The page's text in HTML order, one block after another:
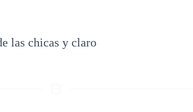
las chicas y claro